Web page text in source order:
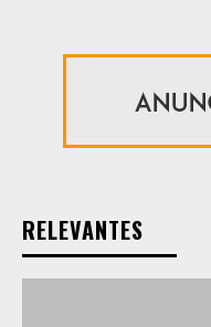
RELEVANTES